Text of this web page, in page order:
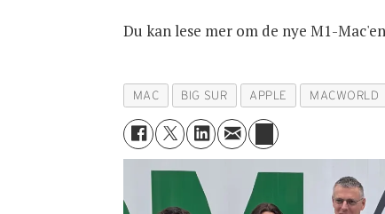
Du kan lese mer om de nye M1-
MAC BIG SUR APPLE MACWORLD